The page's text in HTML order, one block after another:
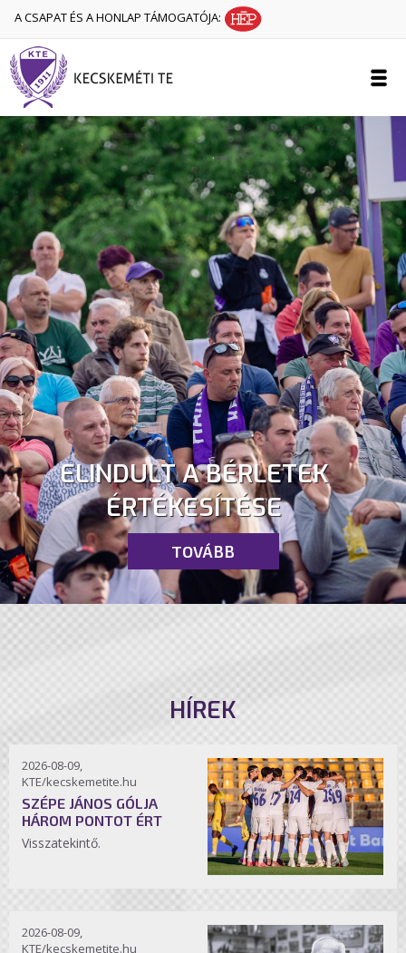
A CSAPAT ÉS A HONLAP TÁMOGATÓJA:
ELINDULT A BÉRLETEK
ÉRTÉKESÍTÉSE
TOVÁBB
HÍREK
2026-08-09,
KTE/kecskemetite.hu
SZÉPE JÁNOS GÓLJA
HÁROM PONTOT ÉRT
Visszatekintő.
2026-08-09,
KTE/kecskemetite.hu